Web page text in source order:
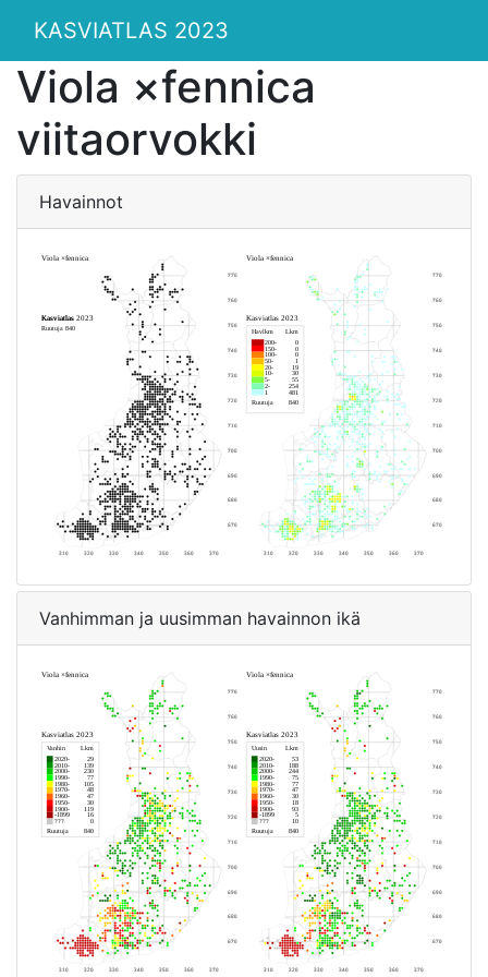
KASVIATLAS 2023
Viola ×fennica
viitaorvokki
Havainnot
Vanhimman ja uusimman havainnon ikä